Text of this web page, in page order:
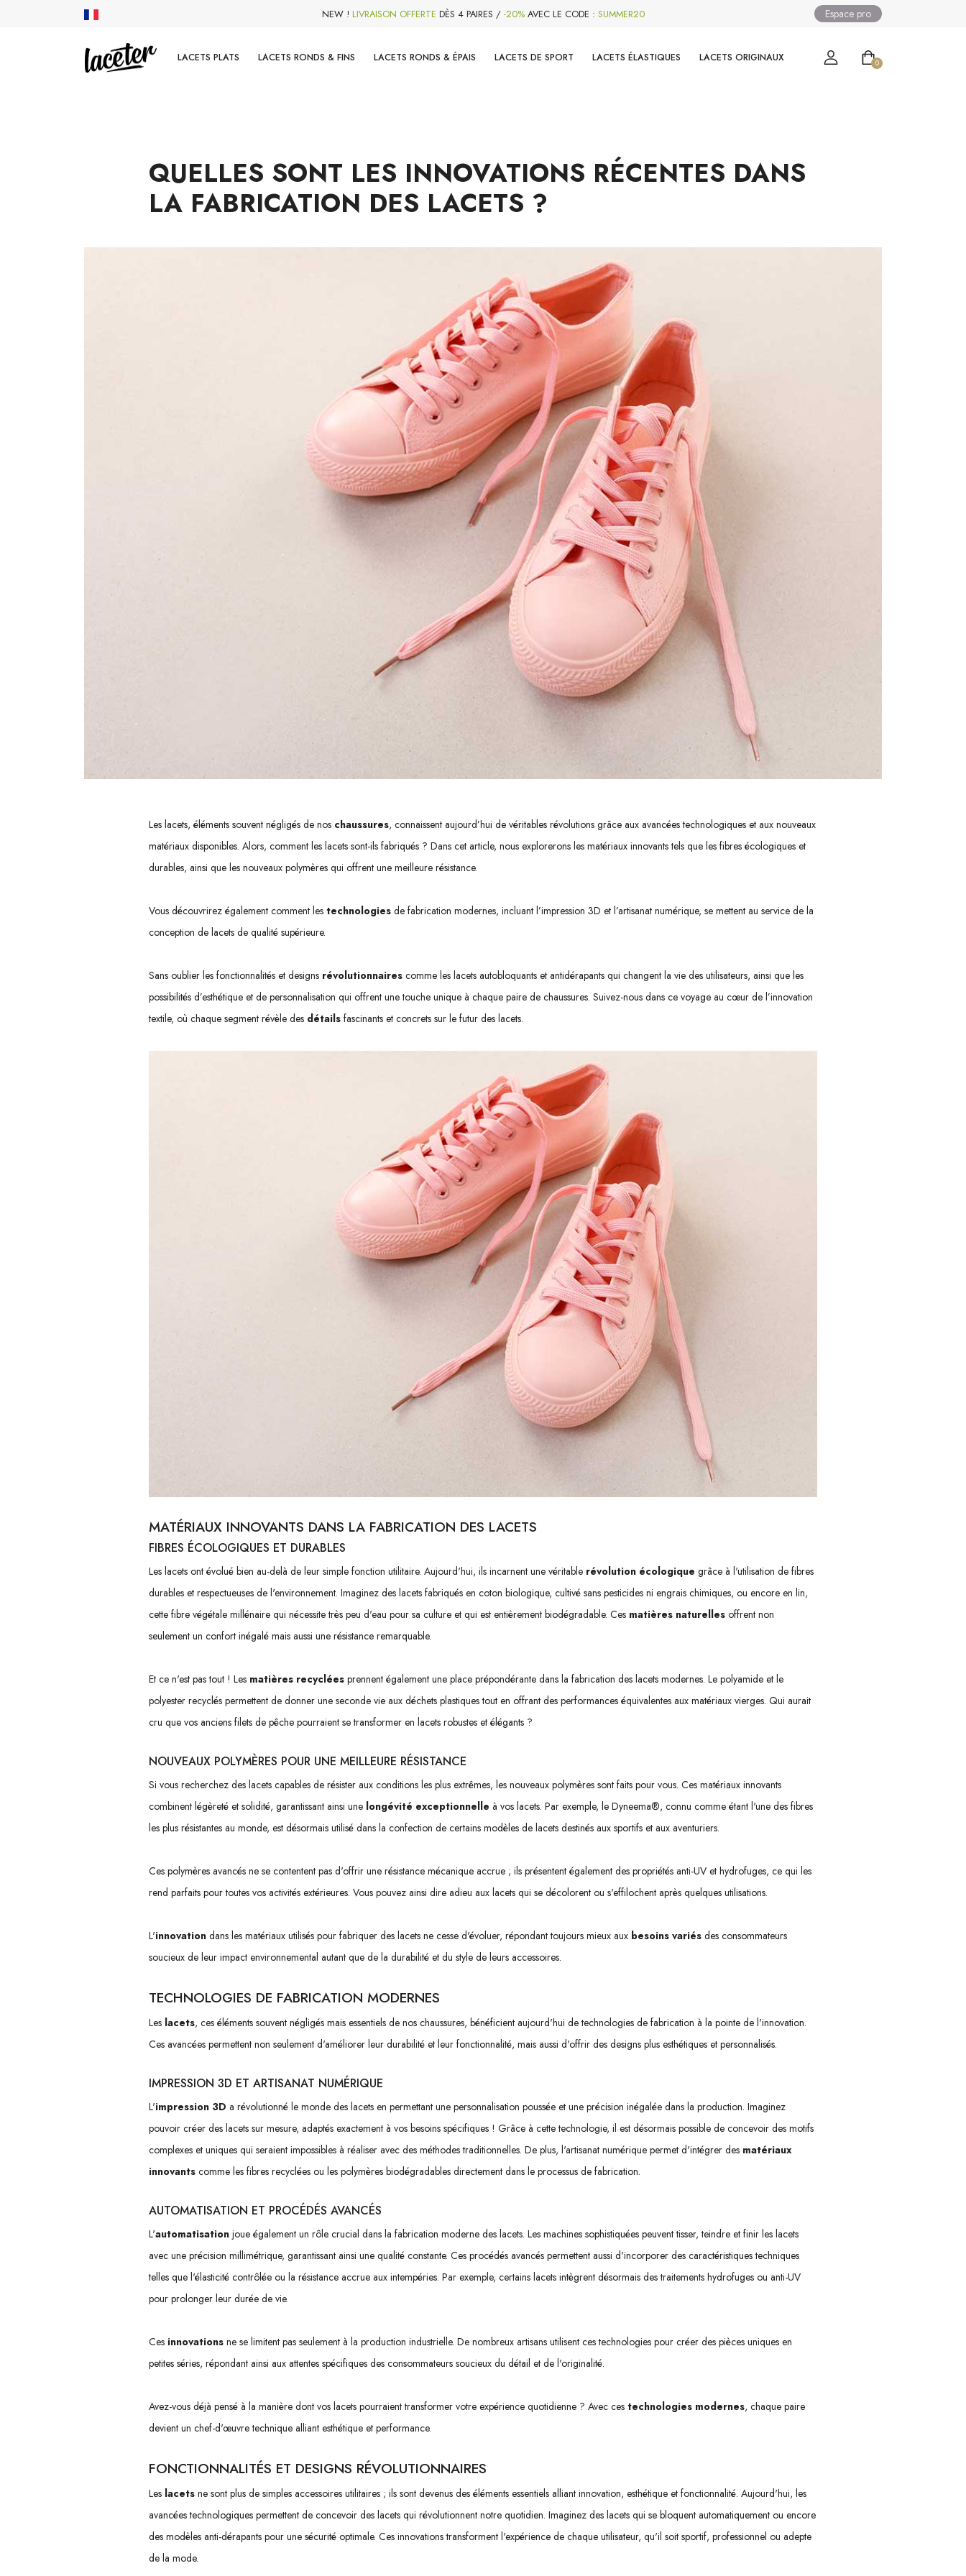
NEW ! LIVRAISON OFFERTE DÈS 4 PAIRES / -20%AVEC LE CODE : SUMMER20 Espace pro
LACETS PLATS LACETS RONDS & FINS LACETS RONDS & ÉPAIS LACETS DE SPORT LACETS ÉLASTIQUES LACETS ORIGINAUX 0
QUELLES SONT LES INNOVATIONS RÉCENTES DANS
LA FABRICATION DES LACETS ?
Les lacets, éléments souvent négligés de nos chaussures, connaissent aujourd’hui de véritables révolutions grâce aux avancées technologiques et aux nouveaux
matériaux disponibles. Alors, comment les lacets sont-ils fabriqués ? Dans cet article, nous explorerons les matériaux innovants tels que les fibres écologiques et
durables, ainsi que les nouveaux polymères qui offrent une meilleure résistance.
Vous découvrirez également comment les technologies de fabrication modernes, incluant l’impression 3D et l’artisanat numérique, se mettent au service de la
conception de lacets de qualité supérieure.
Sans oublier les fonctionnalités et designs révolutionnaires comme les lacets autobloquants et antidérapants qui changent la vie des utilisateurs, ainsi que les
possibilités d’esthétique et de personnalisation qui offrent une touche unique à chaque paire de chaussures. Suivez-nous dans ce voyage au cœur de l’innovation
textile, où chaque segment révèle des détails fascinants et concrets sur le futur des lacets.
MATÉRIAUX INNOVANTS DANS LA FABRICATION DES LACETS
FIBRES ÉCOLOGIQUES ET DURABLES
Les lacets ont évolué bien au-delà de leur simple fonction utilitaire. Aujourd'hui, ils incarnent une véritable révolution écologique grâce à l'utilisation de fibres
durables et respectueuses de l'environnement. Imaginez des lacets fabriqués en coton biologique, cultivé sans pesticides ni engrais chimiques, ou encore en lin,
cette fibre végétale millénaire qui nécessite très peu d'eau pour sa culture et qui est entièrement biodégradable. Ces matières naturelles offrent non
seulement un confort inégalé mais aussi une résistance remarquable.
Et ce n'est pas tout ! Les matières recyclées prennent également une place prépondérante dans la fabrication des lacets modernes. Le polyamide et le
polyester recyclés permettent de donner une seconde vie aux déchets plastiques tout en offrant des performances équivalentes aux matériaux vierges. Qui aurait
cru que vos anciens filets de pêche pourraient se transformer en lacets robustes et élégants ?
NOUVEAUX POLYMÈRES POUR UNE MEILLEURE RÉSISTANCE
Si vous recherchez des lacets capables de résister aux conditions les plus extrêmes, les nouveaux polymères sont faits pour vous. Ces matériaux innovants
combinent légèreté et solidité, garantissant ainsi une longévité exceptionnelle à vos lacets. Par exemple, le Dyneema®, connu comme étant l'une des fibres
les plus résistantes au monde, est désormais utilisé dans la confection de certains modèles de lacets destinés aux sportifs et aux aventuriers.
Ces polymères avancés ne se contentent pas d'offrir une résistance mécanique accrue ; ils présentent également des propriétés anti-UV et hydrofuges, ce qui les
rend parfaits pour toutes vos activités extérieures. Vous pouvez ainsi dire adieu aux lacets qui se décolorent ou s'effilochent après quelques utilisations.
L'innovation dans les matériaux utilisés pour fabriquer des lacets ne cesse d'évoluer, répondant toujours mieux aux besoins variés des consommateurs
soucieux de leur impact environnemental autant que de la durabilité et du style de leurs accessoires.
TECHNOLOGIES DE FABRICATION MODERNES
Les lacets, ces éléments souvent négligés mais essentiels de nos chaussures, bénéficient aujourd'hui de technologies de fabrication à la pointe de l'innovation.
Ces avancées permettent non seulement d'améliorer leur durabilité et leur fonctionnalité, mais aussi d'offrir des designs plus esthétiques et personnalisés.
IMPRESSION 3D ET ARTISANAT NUMÉRIQUE
L'impression 3D a révolutionné le monde des lacets en permettant une personnalisation poussée et une précision inégalée dans la production. Imaginez
pouvoir créer des lacets sur mesure, adaptés exactement à vos besoins spécifiques ! Grâce à cette technologie, il est désormais possible de concevoir des motifs
complexes et uniques qui seraient impossibles à réaliser avec des méthodes traditionnelles. De plus, l'artisanat numérique permet d'intégrer des matériaux
innovants comme les fibres recyclées ou les polymères biodégradables directement dans le processus de fabrication.
AUTOMATISATION ET PROCÉDÉS AVANCÉS
L'automatisation joue également un rôle crucial dans la fabrication moderne des lacets. Les machines sophistiquées peuvent tisser, teindre et finir les lacets
avec une précision millimétrique, garantissant ainsi une qualité constante. Ces procédés avancés permettent aussi d'incorporer des caractéristiques techniques
telles que l'élasticité contrôlée ou la résistance accrue aux intempéries. Par exemple, certains lacets intègrent désormais des traitements hydrofuges ou anti-UV
pour prolonger leur durée de vie.
Ces innovations ne se limitent pas seulement à la production industrielle. De nombreux artisans utilisent ces technologies pour créer des pièces uniques en
petites séries, répondant ainsi aux attentes spécifiques des consommateurs soucieux du détail et de l'originalité.
Avez-vous déjà pensé à la manière dont vos lacets pourraient transformer votre expérience quotidienne ? Avec ces technologies modernes, chaque paire
devient un chef-d'œuvre technique alliant esthétique et performance.
FONCTIONNALITÉS ET DESIGNS RÉVOLUTIONNAIRES
Les lacets ne sont plus de simples accessoires utilitaires ; ils sont devenus des éléments essentiels alliant innovation, esthétique et fonctionnalité. Aujourd'hui, les
avancées technologiques permettent de concevoir des lacets qui révolutionnent notre quotidien. Imaginez des lacets qui se bloquent automatiquement ou encore
des modèles anti-dérapants pour une sécurité optimale. Ces innovations transforment l'expérience de chaque utilisateur, qu'il soit sportif, professionnel ou adepte
de la mode.